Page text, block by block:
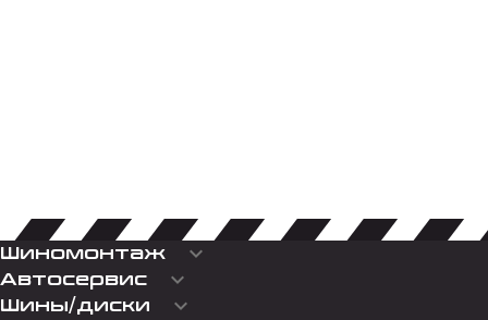
Шиномонтаж keyboard_arrow_down
Автосервис keyboard_arrow_down
Шины/диски keyboard_arrow_down